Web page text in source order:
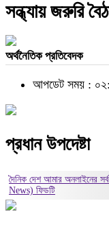
সন্ধ্যায় জরুরি
অর্থনৈতিক প্রতিবেদক
আপডেট সময় :
প্রধান উপদেষ্টা
দৈনিক দেশ আমার অনলাইনের
News) ফিডটি